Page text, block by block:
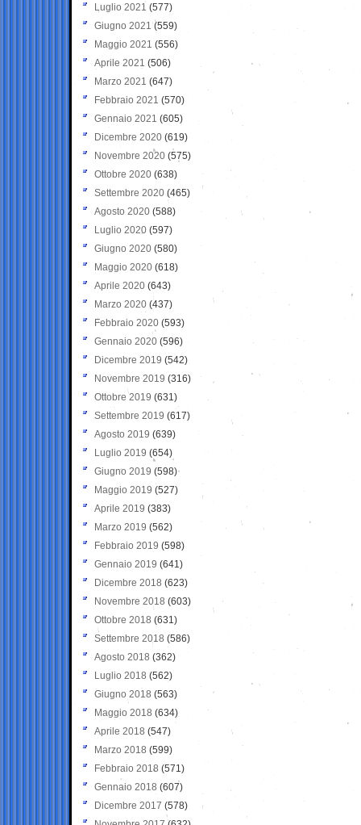
Luglio 2021 (577)
Giugno 2021(559)
Maggio 2021 (556)
Aprile 2021 (506)
Marzo 2021 (647)
Febbraio 2021 (570)
Gennaio 2021 (605)
Dicembre 2020 (619)
Novembre 2020 (575)
Ottobre 2020 (638)
Settembre 2020(465)
Agosto 2020 (588)
Luglio 2020 (597)
Giugno 2020 (580)
Maggio 2020 (618)
Aprile 2020 (643)
Marzo 2020 (437)
Febbraio 2020 (593)
Gennaio 2020 (596)
Dicembre 2019 (542)
Novembre 2019 (316)
Ottobre 2019 (631)
Settembre 2019 (617)
Agosto 2019 (639)
Luglio 2019 (654)
Giugno 2019 (598)
Maggio 2019 (527)
Aprile 2019 (383)
Marzo 2019 (562)
Febbraio 2019 (598)
Gennaio 2019 (641)
Dicembre 2018 (623)
Novembre 2018 (603)
Ottobre 2018 (631)
Settembre 2018 (586)
Agosto 2018 (362)
Luglio 2018 (562)
Giugno 2018 (563)
Maggio 2018 (634)
Aprile 2018 (547)
Marzo 2018 (599)
Febbraio 2018 (571)
Gennaio 2018 (607)
Dicembre 2017 (578)